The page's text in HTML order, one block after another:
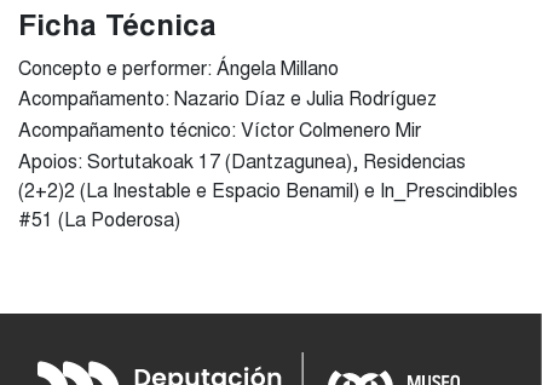
Ficha Técnica
Concepto e performer: Ángela Millano
Acompañamento: Nazario Díaz e Julia Rodríguez
Acompañamento técnico: Víctor Colmenero Mir
Apoios: Sortutakoak 17 (Dantzagunea), Residencias
(2+2)2 (La Inestable e Espacio Benamil) e In_Prescindibles
#51 (La Poderosa)